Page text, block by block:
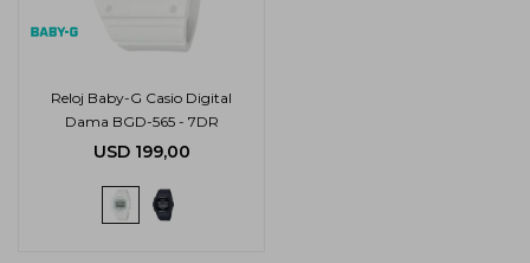
Reloj Baby-G Casio Digital
Dama BGD-565 - 7DR
USD 199,00